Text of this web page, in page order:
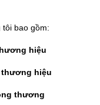
tôi bao gồm:
hiệu
hiệu